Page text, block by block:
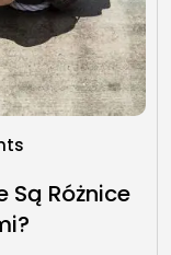
Są Różnice